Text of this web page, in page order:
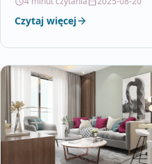
Artykuł prezentuje trzy główne
filary takiego podejścia:…
Czytaj więcej